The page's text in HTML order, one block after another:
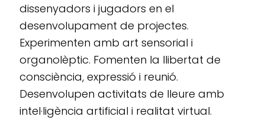
dissenyadors i jugadors en el
desenvolupament de projectes.
Experimenten amb art sensorial i
organolèptic. Fomenten la llibertat de
consciència, expressió i reunió.
Desenvolupen activitats de lleure amb
intel·ligència artificial i realitat virtual.